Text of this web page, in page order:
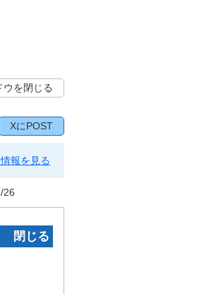
ウを閉じる
XにPOST
報を見る
26
‐ 閉じる